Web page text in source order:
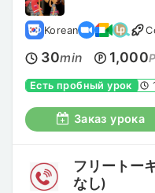
Korean
30min 1,000P
Есть пробный урок
Заказ урока
フリートー
なし)